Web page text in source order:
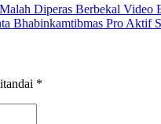
Diperas Berbekal Video
Bhabinkamtibmas Pro Aktif
*